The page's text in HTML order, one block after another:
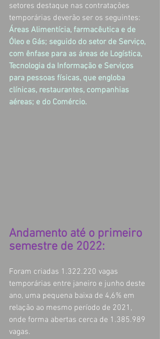
setores destaque nas contratações
temporárias deverão ser os seguintes:
Áreas Alimentícia, farmacêutica e de
Óleo e Gás; seguido do setor de Serviço,
com ênfase para as áreas de Logística,
Tecnologia da Informação e Serviços
para pessoas físicas, que engloba
clínicas, restaurantes, companhias
aéreas; e do Comércio.
Andamento até o primeiro
semestre de 2022:
Foram criadas 1.322.220 vagas
temporárias entre janeiro e junho deste
ano, uma pequena baixa de 4,6% em
relação ao mesmo período de 2021,
onde forma abertas cerca de 1.385.989
vagas.